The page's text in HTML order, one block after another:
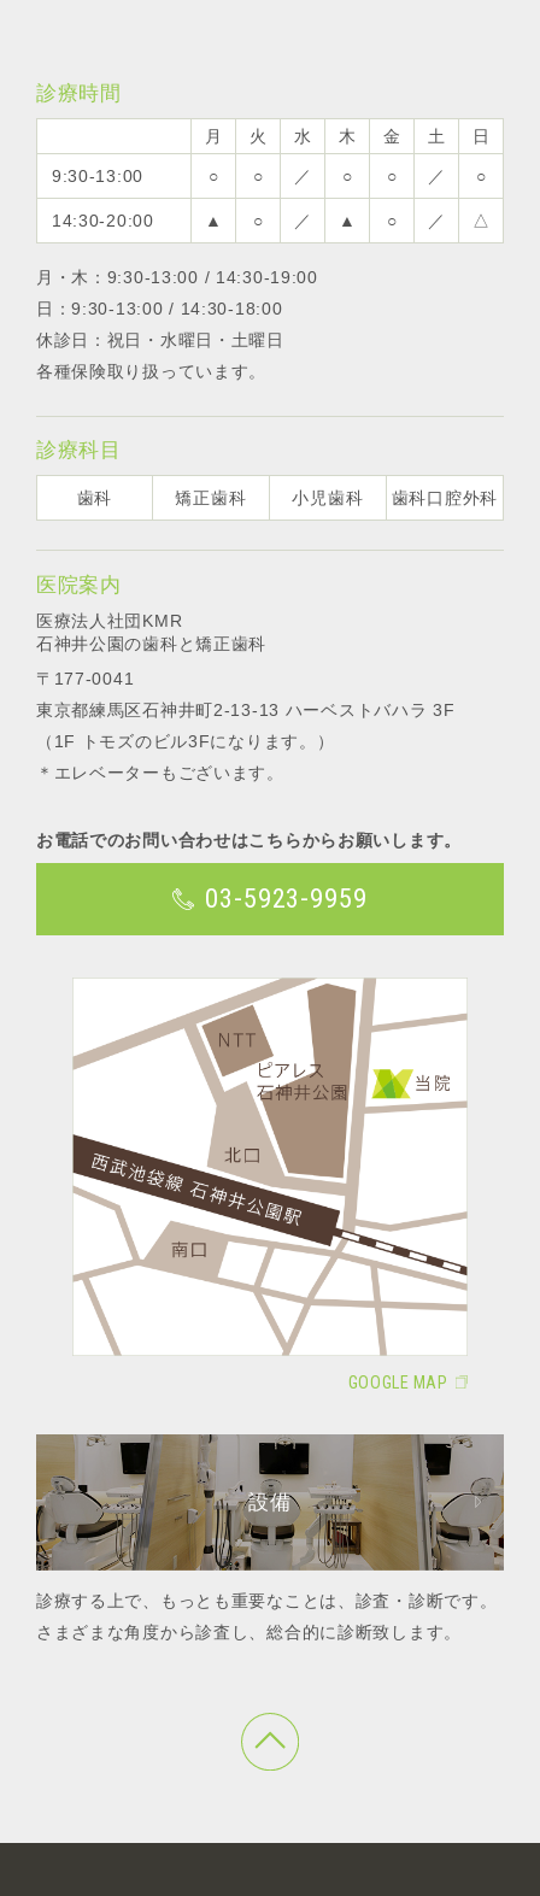
診療時間
月 火 水 木 金 土 日
9:30-13:00 ○ ○ ／ ○ ○ ／ ○
14:30-20:00 ▲ ○ ／ ▲ ○ ／ △
月・木：9:30-13:00 / 14:30-19:00
日：9:30-13:00 / 14:30-18:00
休診日：祝日・水曜日・土曜日
各種保険取り扱っています。
診療科目
歯科 矯正歯科 小児歯科 歯科口腔外科
医院案内
医療法人社団KMR
石神井公園の歯科と矯正歯科
〒177-0041
東京都練馬区石神井町2-13-13 ハーベストバハラ 3F
（1F トモズのビル3Fになります。）
＊エレベーターもございます。
お電話でのお問い合わせはこちらからお願いします。
03-5923-9959
GOOGLE MAP
設備
診療する上で、もっとも重要なことは、診査・診断です。
さまざまな角度から診査し、総合的に診断致します。